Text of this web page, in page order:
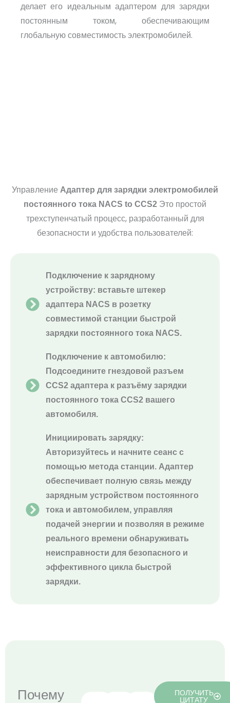
делает его идеальным адаптером для зарядки
постоянным током, обеспечивающим
глобальную совместимость электромобилей.
Управление Адаптер для зарядки электромобилей
постоянного тока NACS to CCS2 Это простой
трехступенчатый процесс, разработанный для
безопасности и удобства пользователей:
Подключение к зарядному
устройству: вставьте штекер
адаптера NACS в розетку
совместимой станции быстрой
зарядки постоянного тока NACS.
Подключение к автомобилю:
Подсоедините гнездовой разъем
CCS2 адаптера к разъёму зарядки
постоянного тока CCS2 вашего
автомобиля.
Инициировать зарядку:
Авторизуйтесь и начните сеанс с
помощью метода станции. Адаптер
обеспечивает полную связь между
зарядным устройством постоянного
тока и автомобилем, управляя
подачей энергии и позволяя в режиме
реального времени обнаруживать
неисправности для безопасного и
эффективного цикла быстрой
зарядки.
Почему
ПОЛУЧИТЬ
ЦИТАТУ